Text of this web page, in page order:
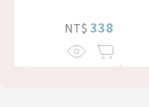
NT$ 338